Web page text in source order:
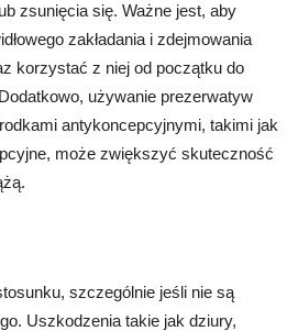
zsunięcia się. Ważne jest, aby
zakładania i zdejmowania
korzystać z niej od początku do
używanie prezerwatyw
antykoncepcyjnymi, takimi jak
może zwiększyć skuteczność
szczególnie jeśli nie są
Uszkodzenia takie jak dziury,